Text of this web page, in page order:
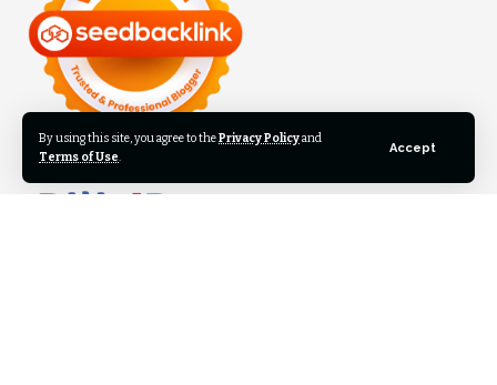
By using this site, you agree to thePrivacy Policyand
Terms of Use.
Accept